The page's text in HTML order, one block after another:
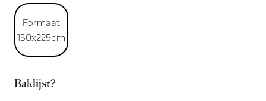
Formaat
150x225cm
Baklijst?